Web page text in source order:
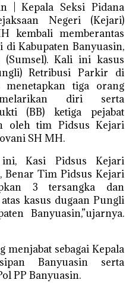
| Kepala Seksi Pidana
Negeri (Kejari)
kembali memberantas
Kabupaten Banyuasin,
(Sumsel). Kali ini kasus
Retribusi Parkir di
menetapkan tiga orang
diri serta
(BB) ketiga pejabat
oleh tim Pidsus Kejari
SH MH.
Kasi Pidsus Kejari
Benar Tim Pidsus Kejari
3 tersangka dan
kasus dugaan Pungli
Banyuasin,”ujarnya.
menjabat sebagai Kepala
Banyuasin serta
PP Banyuasin.